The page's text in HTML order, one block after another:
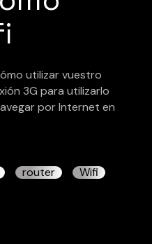
utilizar vuestro
3G para utilizarlo
por Internet en
router Wifi